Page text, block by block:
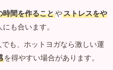
時間を作ることやストレスをや
も合います。
も、ホットヨガなら激しい運
を得やすい場合があります。